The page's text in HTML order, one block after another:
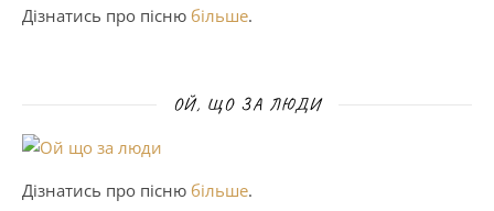
Дізнатись про пісню більше.
ОЙ, ЩО ЗА ЛЮДИ
Дізнатись про пісню більше.